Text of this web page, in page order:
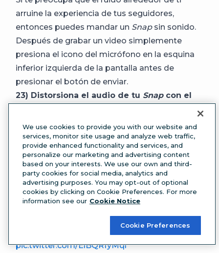
arruine la experiencia de tus seguidores,
entonces puedes mandar un Snap sin sonido.
Después de grabar un video simplemente
presiona el icono del micrófono en la esquina
inferior izquierda de la pantalla antes de
presionar el botón de enviar.
23) Distorsiona el audio de tu Snap con el
¿Cómo hacerlo?
Graba un Snap
Presiona el botón de la bocina en la esquina
inferior izquierda de la pantalla
Elige el Filtro de Voz que quieras añadir a tu
Snap
When you need a *little* more help getting into
character, try adding a voice filter! ? Learn more
pic.twitter.com/ElBQRfyMql
We use cookies to provide you with our website and
services, monitor site usage and analyze web traffic,
provide enhanced functionality and services, and
personalize our marketing and advertising content
based on your interests. We use our own and third-
party cookies for social media, analytics and
advertising purposes. You may opt-out of optional
cookies by clicking on Cookie Preferences. For more
information see our Cookie Notice
Cookie Preferences